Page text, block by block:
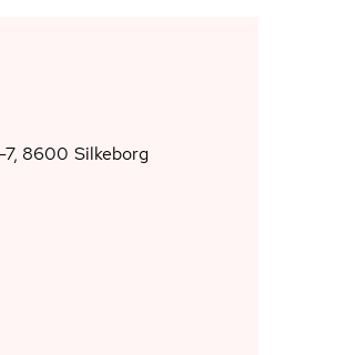
ØrnsøCentret, Ørnsøvej 5-7, 8600 Silkeborg